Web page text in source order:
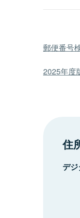
郵便番号
2025年度
住
デ